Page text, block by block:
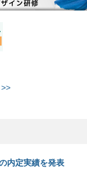
内定実績を発表